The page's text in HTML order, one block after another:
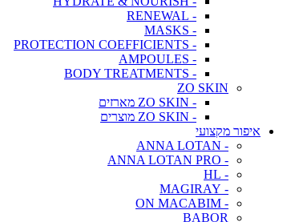
- RENEWAL
- MASKS
- PROTECTION COEFFICIENTS
- AMPOULES
- BODY TREATMENTS
ZO SKIN
- ZO SKIN מארזים
- ZO SKIN מוצרים
איפור מקצועי
- ANNA LOTAN
- ANNA LOTAN PRO
- HL
- MAGIRAY
- ON MACABIM
BABOR